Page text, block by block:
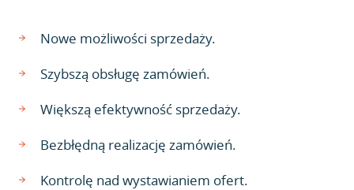
Nowe możliwości sprzedaży.
Szybszą obsługę zamówień.
Większą efektywność sprzedaży.
Bezbłędną realizację zamówień.
Kontrolę nad wystawianiem ofert.